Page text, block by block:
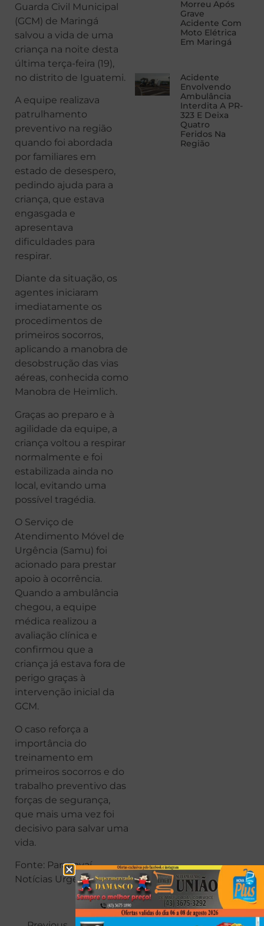
Guarda Civil Municipal
(GCM) de Maringá
salvou a vida de uma
criança na noite desta
última terça-feira (19),
no distrito de Iguatemi.
A equipe realizava
patrulhamento
preventivo na região
quando foi abordada
por familiares em
estado de desespero,
pedindo ajuda para a
criança, que estava
engasgada e
apresentava
dificuldades para
respirar.
Diante da situação, os
agentes iniciaram
imediatamente os
procedimentos de
primeiros socorros,
aplicando a manobra de
desobstrução das vias
aéreas, conhecida como
Manobra de Heimlich.
Graças ao preparo e à
agilidade da equipe, a
criança voltou a respirar
normalmente e foi
estabilizada ainda no
local, evitando uma
possível tragédia.
O Serviço de
Atendimento Móvel de
Urgência (Samu) foi
acionado para prestar
apoio à ocorrência.
Quando a ambulância
chegou, a equipe
médica realizou a
avaliação clínica e
confirmou que a
criança já estava fora de
perigo graças à
intervenção inicial da
GCM.
O caso reforça a
importância do
treinamento em
primeiros socorros e do
trabalho preventivo das
forças de segurança,
que mais uma vez foi
decisivo para salvar uma
vida.
Fonte: Paranavaí
Notícias Urgente
Morreu Após
Grave
Acidente Com
Moto Elétrica
Em Maringá
Acidente
Envolvendo
Ambulância
Interdita A PR-
323 E Deixa
Quatro
Feridos Na
Região